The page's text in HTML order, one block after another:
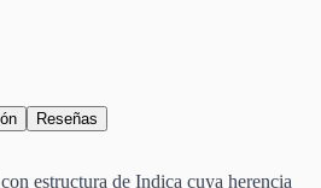
Reseñas
estructura de Indica cuya herencia